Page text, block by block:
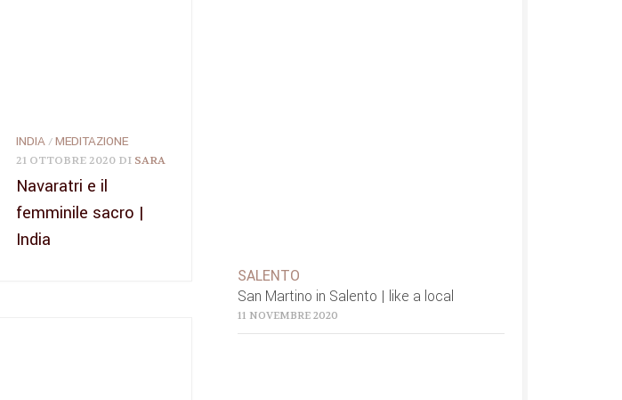
INDIA/MEDITAZIONE
21 OTTOBRE 2020DI SARA
Navaratri e il
femminile sacro |
India
SALENTO
San Martino in Salento | like a local
11 NOVEMBRE 2020